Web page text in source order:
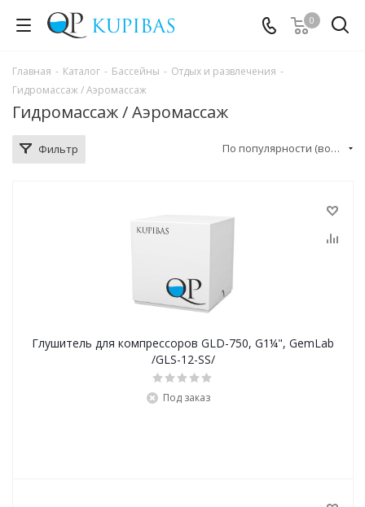
0
Главная - Каталог - Бассейны - Отдых и развлечения -
Гидромассаж / Аэромассаж
Гидромассаж / Аэромассаж
Фильтр По популярности (возрастание)
Глушитель для компрессоров GLD-750, G1¼", GemLab
/GLS-12-SS/
Под заказ